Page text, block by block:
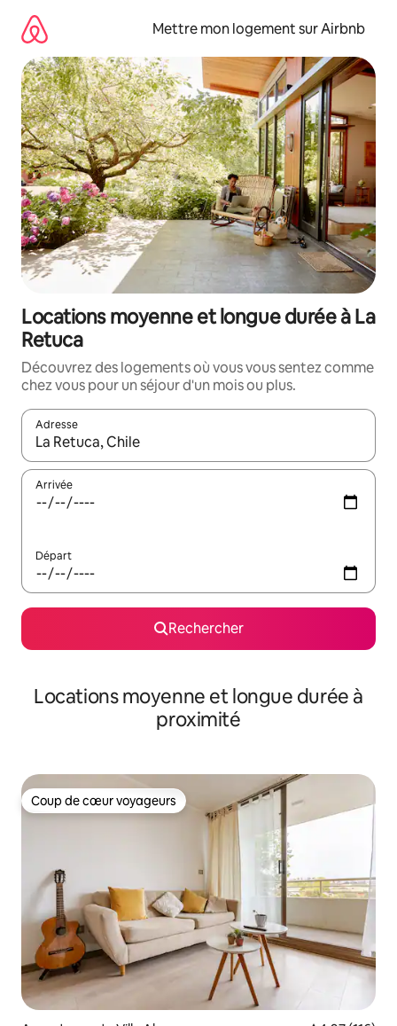
directement
contenu
Mettre mon logement sur Airbnb
Locations moyenne et longue durée à La
Retuca
Découvrez des logements où vous vous sentez comme
chez vous pour un séjour d'un mois ou plus.
Adresse
Lorsque les résultats s'affichent, utilisez les flèches vers le
Arrivée
Départ
Rechercher
Locations moyenne et longue durée à
proximité
Coup de cœur voyageurs
Coup de cœur voyageurs